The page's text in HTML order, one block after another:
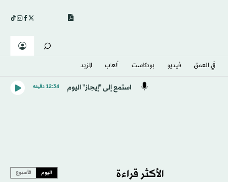
في العمق فيديو بودكاست ألعاب المزيد
استمع إلى "إيجاز" اليوم 12:34 دقيقه
الأكثر قراءة اليوم الأسبوع